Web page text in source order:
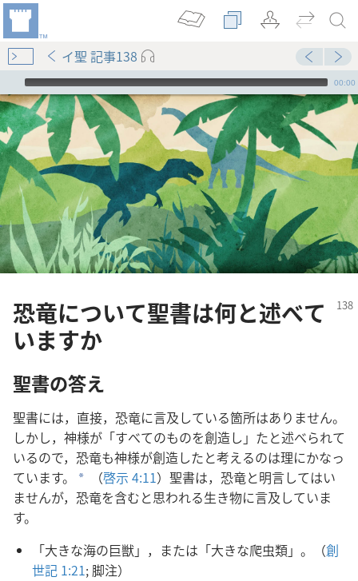
イ聖 記事138
Audio Player
00:00
恐竜について聖書は何と述べて
いますか
聖書の答え
聖書には，直接，恐竜に言及している箇所はありません。
しかし，神様が「すべてのものを創造し」たと述べられて
いるので，恐竜も神様が創造したと考えるのは理にかなっ
ています。
a （啓示 4:11）聖書は，恐竜と明言してはい
ませんが，恐竜を含むと思われる生き物に言及していま
す。
「大きな海の巨獣」，または「大きな爬虫類」。（創
世記 1:21; 脚注）